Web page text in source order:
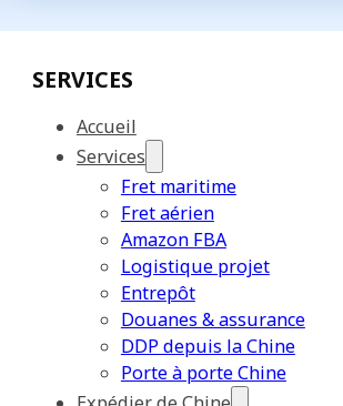
SERVICES
Accueil
Services
Fret maritime
Fret aérien
Amazon FBA
Logistique projet
Entrepôt
Douanes & assurance
DDP depuis la Chine
Porte à porte Chine